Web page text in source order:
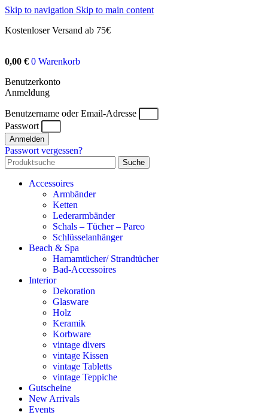
Skip to navigation Skip to main content
Kostenloser Versand ab 75€
0,00 € 0 Warenkorb
Benutzerkonto
Anmeldung
Benutzername oder Email-Adresse
Passwort
Anmelden
Passwort vergessen?
Suche
Accessoires
Armbänder
Ketten
Lederarmbänder
Schals – Tücher – Pareo
Schlüsselanhänger
Beach & Spa
Hamamtücher/ Strandtücher
Bad-Accessoires
Interior
Dekoration
Glasware
Holz
Keramik
Korbware
vintage divers
vintage Kissen
vintage Tabletts
vintage Teppiche
Gutscheine
New Arrivals
Events